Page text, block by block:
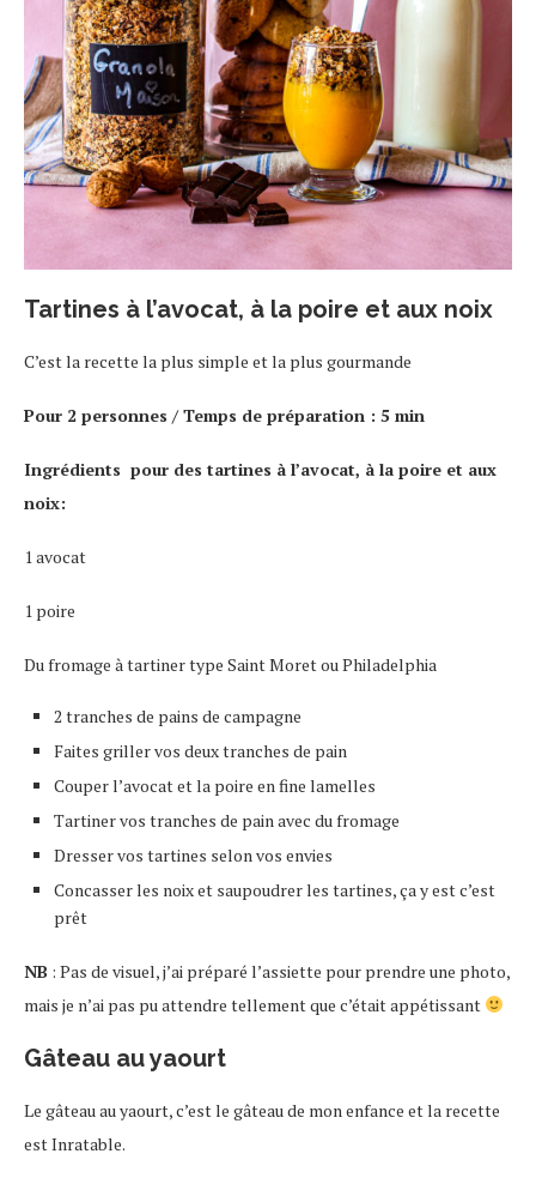
Tartines à l’avocat, à la poire et aux noix
C’est la recette la plus simple et la plus gourmande
Pour 2 personnes / Temps de préparation : 5 min
Ingrédients pour des tartines à l’avocat, à la poire et aux
noix:
1 avocat
1 poire
Du fromage à tartiner type Saint Moret ou Philadelphia
2 tranches de pains de campagne
Faites griller vos deux tranches de pain
Couper l’avocat et la poire en fine lamelles
Tartiner vos tranches de pain avec du fromage
Dresser vos tartines selon vos envies
Concasser les noix et saupoudrer les tartines, ça y est c’est
prêt
NB : Pas de visuel, j’ai préparé l’assiette pour prendre une photo,
mais je n’ai pas pu attendre tellement que c’était appétissant
Gâteau au yaourt
Le gâteau au yaourt, c’est le gâteau de mon enfance et la recette
est Inratable.